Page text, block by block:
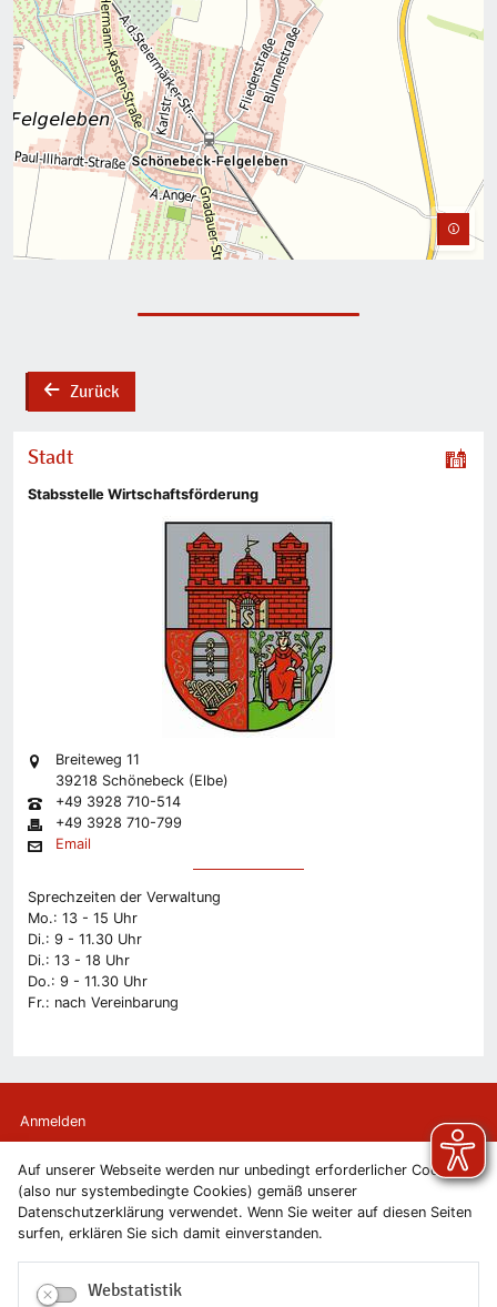
Auf unserer Webseite werden nur unbedingt erforderlicher Cookies
(also nur systembedingte Cookies) gemäß unserer
Datenschutzerklärung verwendet. Wenn Sie weiter auf diesen Seiten
surfen, erklären Sie sich damit einverstanden.
Webstatistik
backZurück
Stadt
Stabsstelle Wirtschaftsförderung
Breiteweg 11
39218 Schönebeck (Elbe)
+49 3928 710-514
+49 3928 710-799
Email
Sprechzeiten der Verwaltung
Mo.: 13 - 15 Uhr
Di.: 9 - 11.30 Uhr
Di.: 13 - 18 Uhr
Do.: 9 - 11.30 Uhr
Fr.: nach Vereinbarung
Anmelden
Kontakt
Newsletter